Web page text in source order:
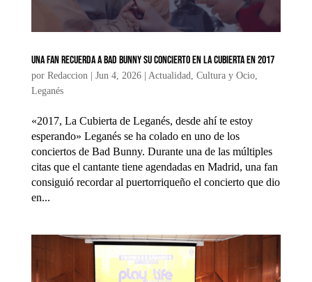
Una fan recuerda a Bad Bunny su concierto en La Cubierta en 2017
por Redaccion | Jun 4, 2026| Actualidad Cultura y Ocio,
Leganés
«2017, La Cubierta de Leganés, desde ahí te estoy
esperando» Leganés se ha colado en uno de los
conciertos de Bad Bunny. Durante una de las múltiples
citas que el cantante tiene agendadas en Madrid, una fan
consiguió recordar al puertorriqueño el concierto que dio
en...